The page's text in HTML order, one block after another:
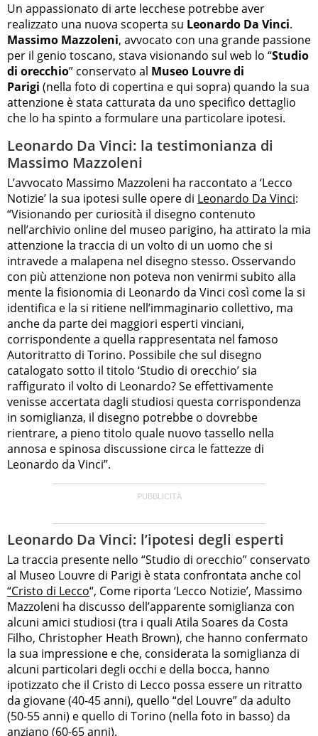
Un appassionato di arte lecchese potrebbe aver
realizzato una nuova scoperta su Leonardo Da Vinci.
Massimo Mazzoleni, avvocato con una grande passione
per il genio toscano, stava visionando sul web lo “Studio
di orecchio” conservato al Museo Louvre di
Parigi (nella foto di copertina e qui sopra) quando la sua
attenzione è stata catturata da uno specifico dettaglio
che lo ha spinto a formulare una particolare ipotesi.
Leonardo Da Vinci: la testimonianza di
Massimo Mazzoleni
L’avvocato Massimo Mazzoleni ha raccontato a ‘Lecco
Notizie’ la sua ipotesi sulle opere di Leonardo Da Vinci:
“Visionando per curiosità il disegno contenuto
nell’archivio online del museo parigino, ha attirato la mia
attenzione la traccia di un volto di un uomo che si
intravede a malapena nel disegno stesso. Osservando
con più attenzione non poteva non venirmi subito alla
mente la fisionomia di Leonardo da Vinci così come la si
identifica e la si ritiene nell’immaginario collettivo, ma
anche da parte dei maggiori esperti vinciani,
corrispondente a quella rappresentata nel famoso
Autoritratto di Torino. Possibile che sul disegno
catalogato sotto il titolo ‘Studio di orecchio’ sia
raffigurato il volto di Leonardo? Se effettivamente
venisse accertata dagli studiosi questa corrispondenza
in somiglianza, il disegno potrebbe o dovrebbe
rientrare, a pieno titolo quale nuovo tassello nella
annosa e spinosa discussione circa le fattezze di
Leonardo da Vinci”.
Leonardo Da Vinci: l’ipotesi degli esperti
La traccia presente nello “Studio di orecchio” conservato
al Museo Louvre di Parigi è stata confrontata anche col
“Cristo di Lecco“, Come riporta ‘Lecco Notizie’, Massimo
Mazzoleni ha discusso dell’apparente somiglianza con
alcuni amici studiosi (tra i quali Atila Soares da Costa
Filho, Christopher Heath Brown), che hanno confermato
la sua impressione e che, considerata la somiglianza di
alcuni particolari degli occhi e della bocca, hanno
ipotizzato che il Cristo di Lecco possa essere un ritratto
da giovane (40-45 anni), quello “del Louvre” da adulto
(50-55 anni) e quello di Torino (nella foto in basso) da
anziano (60-65 anni).